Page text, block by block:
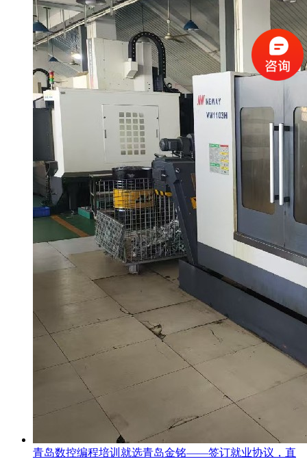
青岛数控编程培训就选青岛金铭——签订就业协议，直